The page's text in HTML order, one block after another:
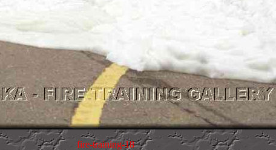
fire-training-18